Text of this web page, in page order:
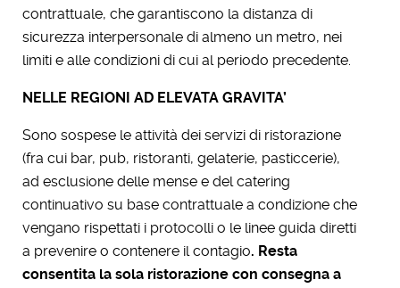
contrattuale, che garantiscono la distanza di
sicurezza interpersonale di almeno un metro, nei
limiti e alle condizioni di cui al periodo precedente.
NELLE REGIONI AD ELEVATA GRAVITA’
Sono sospese le attività dei servizi di ristorazione
(fra cui bar, pub, ristoranti, gelaterie, pasticcerie),
ad esclusione delle mense e del catering
continuativo su base contrattuale a condizione che
vengano rispettati i protocolli o le linee guida diretti
a prevenire o contenere il contagio. Resta
consentita la sola ristorazione con consegna a